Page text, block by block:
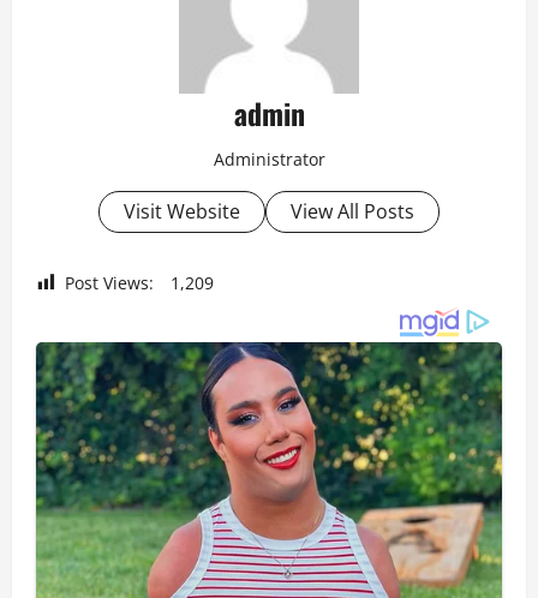
admin
Administrator
Visit Website View All Posts
Post Views: 1,209